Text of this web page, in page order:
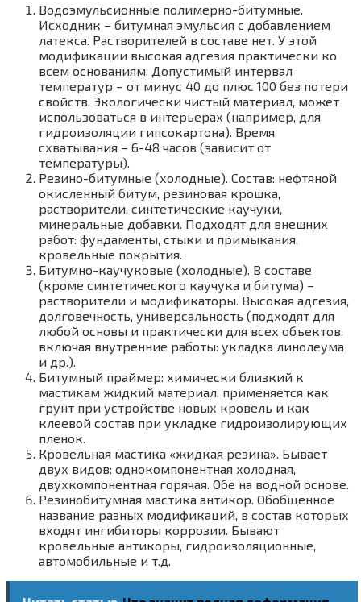
Водоэмульсионные полимерно-битумные.
Исходник – битумная эмульсия с добавлением
латекса. Растворителей в составе нет. У этой
модификации высокая адгезия практически ко
всем основаниям. Допустимый интервал
температур – от минус 40 до плюс 100 без потери
свойств. Экологически чистый материал, может
использоваться в интерьерах (например, для
гидроизоляции гипсокартона). Время
схватывания – 6-48 часов (зависит от
температуры).
Резино-битумные (холодные). Состав: нефтяной
окисленный битум, резиновая крошка,
растворители, синтетические каучуки,
минеральные добавки. Подходят для внешних
работ: фундаменты, стыки и примыкания,
кровельные покрытия.
Битумно-каучуковые (холодные). В составе
(кроме синтетического каучука и битума) –
растворители и модификаторы. Высокая адгезия,
долговечность, универсальность (подходят для
любой основы и практически для всех объектов,
включая внутренние работы: укладка линолеума
и др.).
Битумный праймер: химически близкий к
мастикам жидкий материал, применяется как
грунт при устройстве новых кровель и как
клеевой состав при укладке гидроизолирующих
пленок.
Кровельная мастика «жидкая резина». Бывает
двух видов: однокомпонентная холодная,
двухкомпонентная горячая. Обе на водной основе.
Резинобитумная мастика антикор. Обобщенное
название разных модификаций, в состав которых
входят ингибиторы коррозии. Бывают
кровельные антикоры, гидроизоляционные,
автомобильные и т.д.